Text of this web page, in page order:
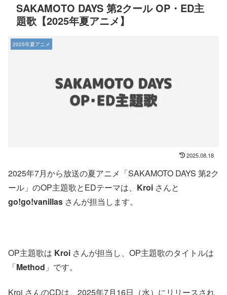
SAKAMOTO DAYS 第2クール OP・ED主
題歌【2025年夏アニメ】
2025年夏アニメ
2025.08.18
2025年7月から放送の夏アニメ「SAKAMOTO DAYS 第2ク
ール」のOP主題歌とEDテーマは、 Kroi さんと
go!go!vanillas さんが担当します。
OP主題歌は Kroi さんが担当し、OP主題歌のタイトルは
「Method 」です。
Kroi さんのCDは、2025年7月16日（水）にリリースされ